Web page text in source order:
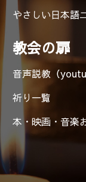
やさしい日本語
教会の扉
音声説教（
祈り一覧
本・映画・音楽